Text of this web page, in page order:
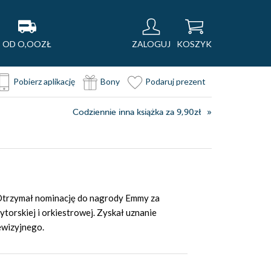
OD O,OOZŁ ZALOGUJ KOSZYK
Pobierz aplikację Bony Podaruj prezent
Codziennie inna książka za 9,90zł
nominację do nagrody Emmy za
i orkiestrowej. Zyskał uznanie